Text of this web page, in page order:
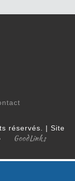
réservés. | Site
GoodLinks